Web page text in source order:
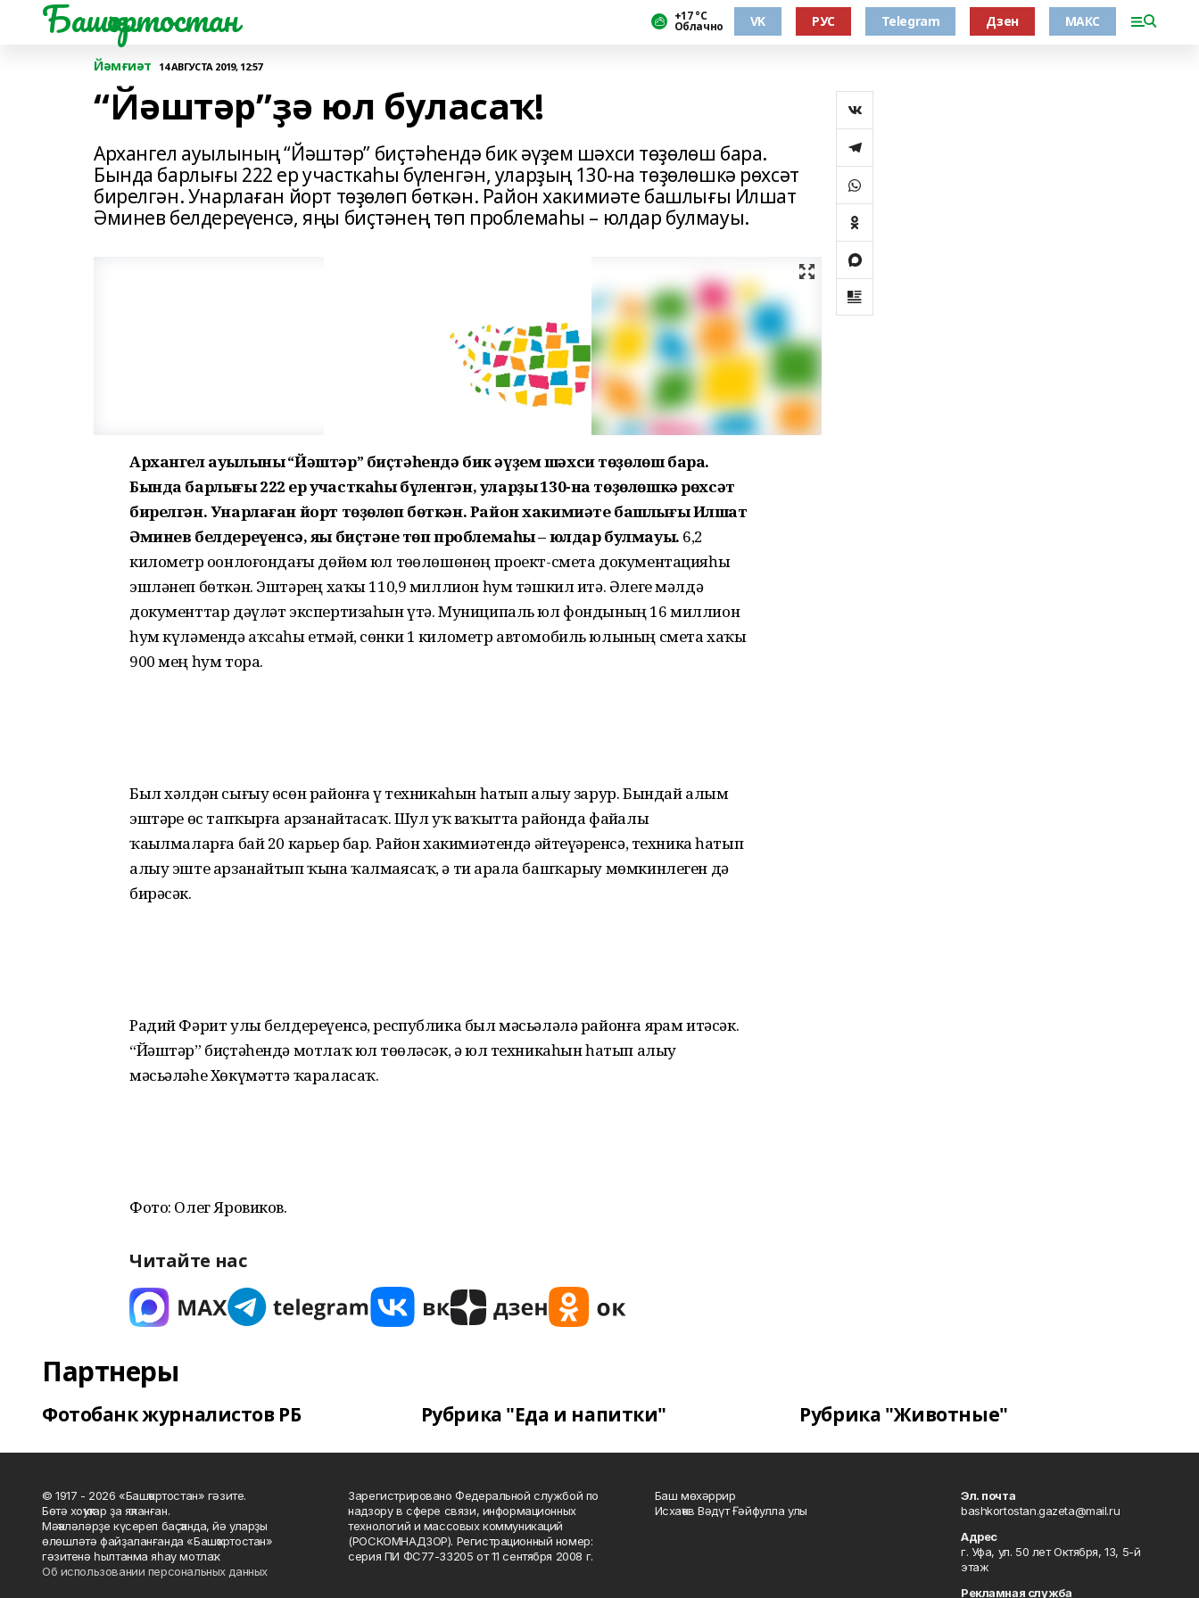
Башҡортостан +17 °С
Облачно VK РУС Telegram Дзен МАКС
Йәмғиәт 14 АВГУСТА 2019, 12:57
“Йәштәр”ҙә юл буласаҡ!
Архангел ауылының “Йәштәр” биҫтәһендә бик әүҙем шәхси төҙөлөш бара.
Бында барлығы 222 ер участкаһы бүленгән, уларҙың 130-на төҙөлөшкә рөхсәт
бирелгән. Унарлаған йорт төҙөлөп бөткән. Район хакимиәте башлығы Илшат
Әминев белдереүенсә, яңы биҫтәнең төп проблемаһы – юлдар булмауы.
Архангел ауылының “Йәштәр” биҫтәһендә бик әүҙем шәхси төҙөлөш бара.
Бында барлығы 222 ер участкаһы бүленгән, уларҙың 130-на төҙөлөшкә рөхсәт
бирелгән. Унарлаған йорт төҙөлөп бөткән. Район хакимиәте башлығы Илшат
Әминев белдереүенсә, яңы биҫтәнең төп проблемаһы – юлдар булмауы. 6,2
километр оҙонлоғондағы дөйөм юл төҙөлөшөнөң проект-смета документацияһы
эшләнеп бөткән. Эштәрҙең хаҡы 110,9 миллион һум тәшкил итә. Әлеге мәлдә
документтар дәүләт экспертизаһын үтә. Муниципаль юл фондының 16 миллион
һум күләмендә аҡсаһы етмәй, сөнки 1 километр автомобиль юлының смета хаҡы
900 мең һум тора.
Был хәлдән сығыу өсөн районға үҙ техникаһын һатып алыу зарур. Бындай алым
эштәрҙе өс тапҡырға арзанайтасаҡ. Шул уҡ ваҡытта районда файҙалы
ҡаҙылмаларға бай 20 карьер бар. Район хакимиәтендә әйтеүҙәренсә, техника һатып
алыу эште арзанайтып ҡына ҡалмаясаҡ, ә тиҙ арала башҡарыу мөмкинлеген дә
бирәсәк.
Радий Фәрит улы белдереүенсә, республика был мәсьәләлә районға ярҙам итәсәк.
“Йәштәр” биҫтәһендә мотлаҡ юл төҙөләсәк, ә юл техникаһын һатып алыу
мәсьәләһе Хөкүмәттә ҡараласаҡ.
Фото: Олег Яровиков.
Читайте нас
Партнеры
Фотобанк журналистов РБ Рубрика "Еда и напитки" Рубрика "Животные"
© 1917 - 2026 «Башҡортостан» гәзите.
Бөтә хоҡуҡтар ҙа яҡланған.
Мәҡәләләрҙе күсереп баҫҡанда, йә уларҙы
өлөшләтә файҙаланғанда «Башҡортостан»
гәзитенә һылтанма яһау мотлаҡ.
Об использовании персональных данных
Зарегистрировано Федеральной службой по
надзору в сфере связи, информационных
технологий и массовых коммуникаций
(РОСКОМНАДЗОР). Регистрационный номер:
серия ПИ ФС77-33205 от 11 сентября 2008 г.
Баш мөхәррир
Исхаҡов Вәдүт Ғәйфулла улы
Эл. почта
bashkortostan.gazeta@mail.ru
Адрес
г. Уфа, ул. 50 лет Октября, 13, 5-й
этаж
Рекламная служба